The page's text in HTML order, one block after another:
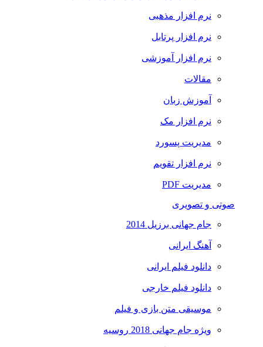
نرم افزار مذهبی
نرم افزار پرتابل
نرم افزار آموزشی
مقالات
آموزش زبان
نرم افزار مک
مدیریت پسورد
نرم افزار تقویم
مدیریت PDF
صوتی و تصویری
جام جهانی برزیل 2014
آهنگ ایرانی
دانلود فیلم ایرانی
دانلود فیلم خارجی
موسیقی متن بازی و فیلم
ویژه جام جهانی 2018 روسیه